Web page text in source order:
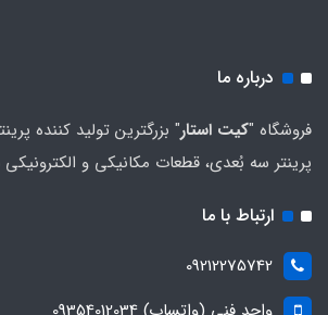
درباره ما
فروشگاه "کیت استار" بزرگترین تولید کننده
پرینتر سه بُعدی، قطعات مکانیکی و الکترونیکی
ارتباط با ما
09212275742